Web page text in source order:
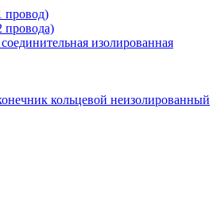
провод)
провода)
изолированная
кольцевой неизолированный